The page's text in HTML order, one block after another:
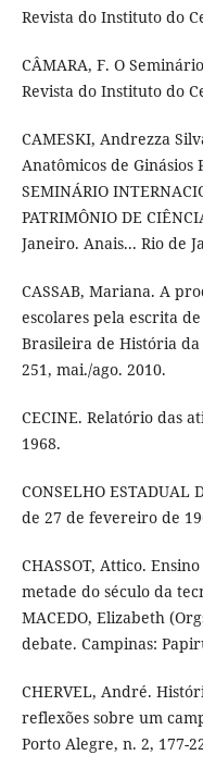
Revista do Instituto do
CÂMARA, F. O
Revista do Instituto do
CAMESKI, Andrezza
Anatômicos de Ginásios
SEMINÁRIO
PATRIMÔNIO DE
Janeiro. Anais... Rio de
CASSAB, Mariana. A
escolares pela escrita
Brasileira de História da
251, mai./ago. 2010.
CECINE. Relatório das
1968.
CONSELHO ESTADUAL
de 27 de fevereiro de
CHASSOT, Attico.
metade do século da
MACEDO, Elizabeth
debate. Campinas:
CHERVEL, André.
reflexões sobre um
Porto Alegre, n. 2, 177-